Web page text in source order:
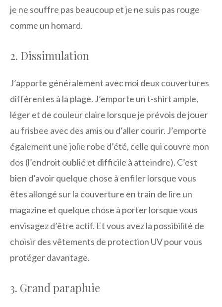
je ne souffre pas beaucoup et je ne suis pas rouge
comme un homard.
2. Dissimulation
J’apporte généralement avec moi deux couvertures
différentes à la plage. J’emporte un t-shirt ample,
léger et de couleur claire lorsque je prévois de jouer
au frisbee avec des amis ou d’aller courir. J’emporte
également une jolie robe d’été, celle qui couvre mon
dos (l’endroit oublié et difficile à atteindre). C’est
bien d’avoir quelque chose à enfiler lorsque vous
êtes allongé sur la couverture en train de lire un
magazine et quelque chose à porter lorsque vous
envisagez d’être actif. Et vous avez la possibilité de
choisir des vêtements de protection UV pour vous
protéger davantage.
3. Grand parapluie